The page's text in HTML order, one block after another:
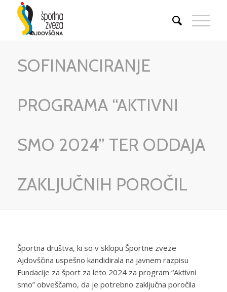
SOFINANCIRANJE
PROGRAMA “AKTIVNI
SMO 2024” TER ODDAJA
ZAKLJUČNIH POROČIL
Športna društva, ki so v sklopu Športne zveze
Ajdovščina uspešno kandidirala na javnem razpisu
Fundacije za šport za leto 2024 za program “Aktivni
smo” obveščamo, da je potrebno zaključna poročila